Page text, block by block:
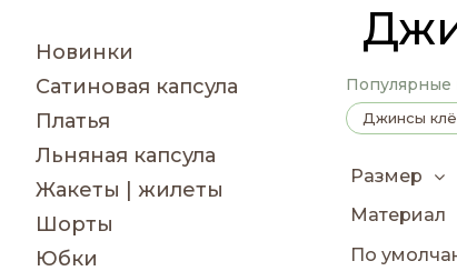
Новинки
Сатиновая капсула
Платья
Льняная капсула
Жакеты | жилеты
Шорты
Юбки
Популярные
Джинсы
Материал
Размер
По